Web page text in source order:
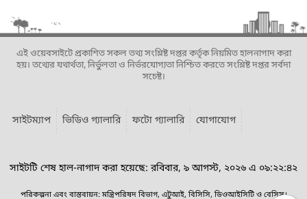
এই ওয়েবসাইটে প্রকাশিত সকল তথ্য সংশ্লিষ্ট দপ্তর কর্তৃক নিয়মিত হালনাগাদ করা
হয়। তথ্যের যথার্থতা, নির্ভুলতা ও নির্ভরযোগ্যতা নিশ্চিত করতে সংশ্লিষ্ট দপ্তর সর্বদা
সচেষ্ট।
সাইটম্যাপ ভিডিও গ্যালারি ফটো গ্যালারি যোগাযোগ
সাইটটি শেষ হাল-নাগাদ করা হয়েছে: রবিবার, ৯ আগস্ট, ২০২৬ এ ০৯:২২:৪২
পরিকল্পনা এবং বাস্তবায়ন: মন্ত্রিপরিষদ বিভাগ, এটুআই, বিসিসি, ডিওআইসিটি ও বেসিস।